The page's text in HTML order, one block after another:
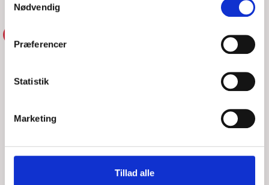
Nødvendig
Præferencer
Statistik
Marketing
Tillad alle